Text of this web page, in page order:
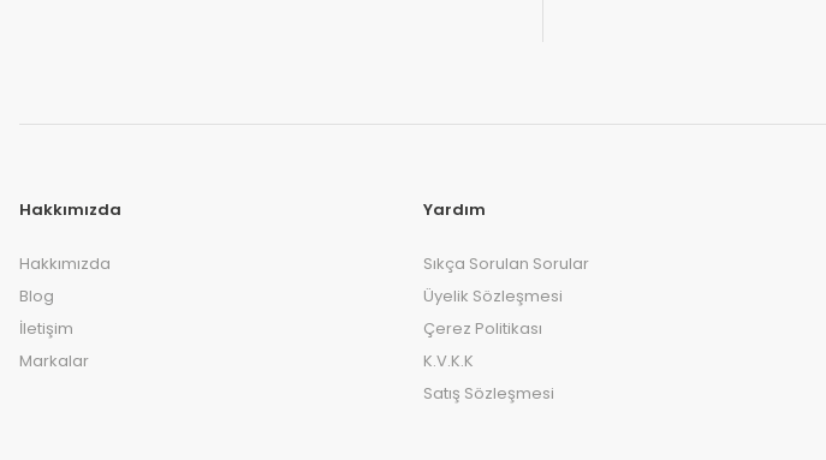
Hakkımızda
Hakkımızda
Blog
İletişim
Markalar
Yardım
Sıkça Sorulan Sorular
Üyelik Sözleşmesi
Çerez Politikası
K.V.K.K
Satış Sözleşmesi